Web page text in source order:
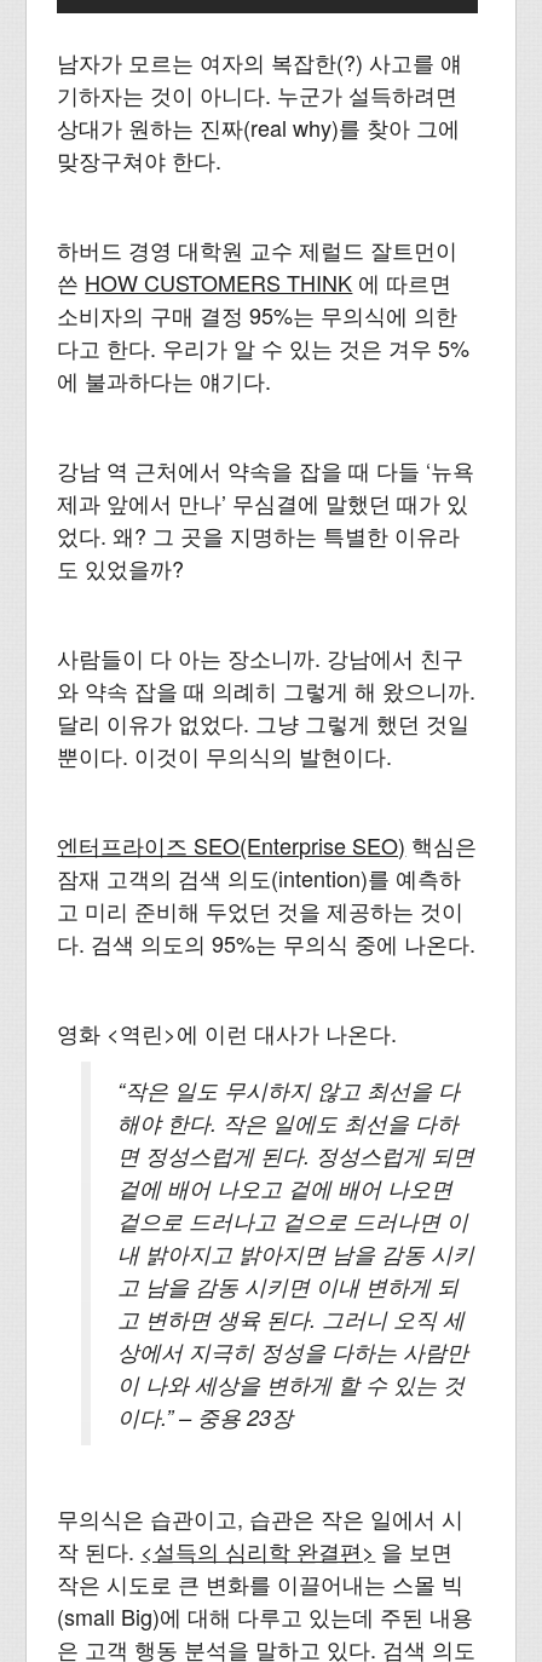
남자가 모르는 여자의 복잡한(?) 사고를 얘
기하자는 것이 아니다. 누군가 설득하려면
상대가 원하는 진짜(real why)를 찾아 그에
맞장구쳐야 한다.
하버드 경영 대학원 교수 제럴드 잘트먼이
쓴 HOW CUSTOMERS THINK 에 따르면
소비자의 구매 결정 95%는 무의식에 의한
다고 한다. 우리가 알 수 있는 것은 겨우 5%
에 불과하다는 얘기다.
강남 역 근처에서 약속을 잡을 때 다들 ‘뉴욕
제과 앞에서 만나’ 무심결에 말했던 때가 있
었다. 왜? 그 곳을 지명하는 특별한 이유라
도 있었을까?
사람들이 다 아는 장소니까. 강남에서 친구
와 약속 잡을 때 의례히 그렇게 해 왔으니까.
달리 이유가 없었다. 그냥 그렇게 했던 것일
뿐이다. 이것이 무의식의 발현이다.
엔터프라이즈 SEO(Enterprise SEO) 핵심은
잠재 고객의 검색 의도(intention)를 예측하
고 미리 준비해 두었던 것을 제공하는 것이
다. 검색 의도의 95%는 무의식 중에 나온다.
영화 <역린>에 이런 대사가 나온다.
“작은 일도 무시하지 않고 최선을 다
해야 한다. 작은 일에도 최선을 다하
면 정성스럽게 된다. 정성스럽게 되면
겉에 배어 나오고 겉에 배어 나오면
겉으로 드러나고 겉으로 드러나면 이
내 밝아지고 밝아지면 남을 감동 시키
고 남을 감동 시키면 이내 변하게 되
고 변하면 생육 된다. 그러니 오직 세
상에서 지극히 정성을 다하는 사람만
이 나와 세상을 변하게 할 수 있는 것
이다.” – 중용 23장
무의식은 습관이고, 습관은 작은 일에서 시
작 된다. <설득의 심리학 완결편> 을 보면
작은 시도로 큰 변화를 이끌어내는 스몰 빅
(small Big)에 대해 다루고 있는데 주된 내용
은 고객 행동 분석을 말하고 있다. 검색 의도